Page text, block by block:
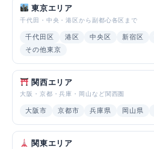
東京エリア
千代田・中央・港区から副都心各区まで
千代田区 港区 中央区 新宿区
その他東京
関西エリア
大阪・京都・兵庫・岡山など関西圏
大阪市 京都市 兵庫県 岡山県
関東エリア